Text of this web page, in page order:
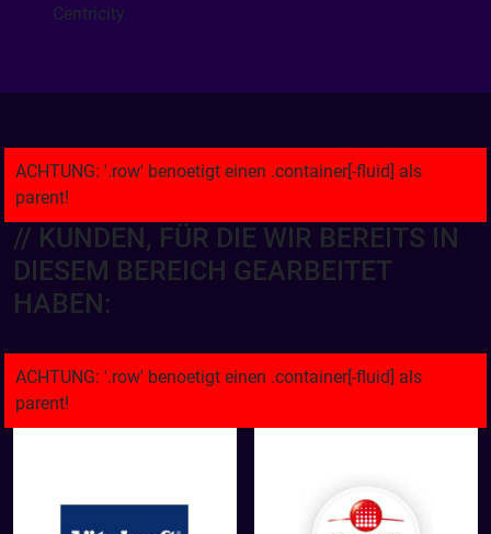
Centricity.
// KUNDEN, FÜR DIE WIR BEREITS IN
DIESEM BEREICH GEARBEITET
HABEN: